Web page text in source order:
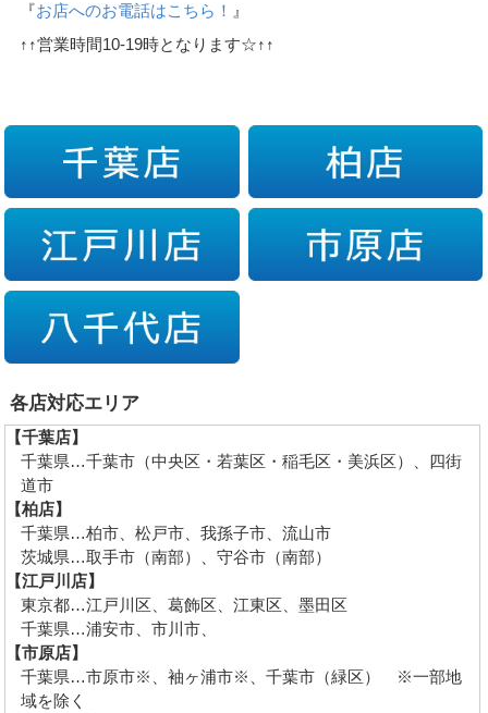
『お店へのお電話はこちら！ 』
↑↑営業時間10-19時となります☆↑↑
各店対応エリア
【千葉店】
千葉県…千葉市（中央区・若葉区・稲毛区・美浜区）、四街
道市
【柏店】
千葉県…柏市、松戸市、我孫子市、流山市
茨城県…取手市（南部）、守谷市（南部）
【江戸川店】
東京都…江戸川区、葛飾区、江東区、墨田区
千葉県…浦安市、市川市、
【市原店】
千葉県…市原市※、袖ヶ浦市※、千葉市（緑区） ※一部地
域を除く